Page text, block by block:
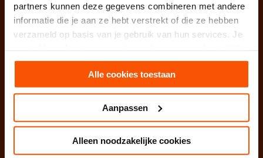
partners kunnen deze gegevens combineren met andere
informatie die je aan ze hebt verstrekt of die ze hebben
verzameld op basis van je gebruik van hun services. Je
gebruiken.
Alle cookies toestaan
Aanpassen
Alleen noodzakelijke cookies
College Bescherming
Persoonsgegevens (CBP): 1315578
KvK te Rotterdam: 52901424
Facebook
Linkedin
Instagram
Neem vrijblijvend contact op
Voor vragen over onze aanpak kan je altijd een
belafspraakmaken of direct contact met ons opnemen.